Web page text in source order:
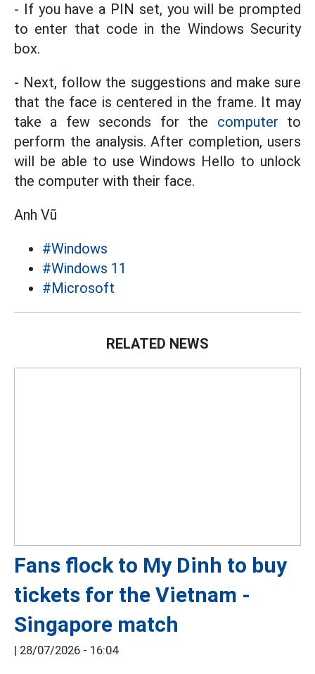
- If you have a PIN set, you will be prompted
to enter that code in the Windows Security
box.
- Next, follow the suggestions and make sure
that the face is centered in the frame. It may
take a few seconds for the computer to
perform the analysis. After completion, users
will be able to use Windows Hello to unlock
the computer with their face.
Anh Vũ
#Windows
#Windows 11
#Microsoft
RELATED NEWS
Fans flock to My Dinh to buy
tickets for the Vietnam -
Singapore match
| 28/07/2026 - 16:04